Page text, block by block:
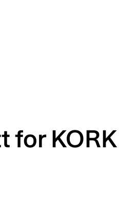
for KORK